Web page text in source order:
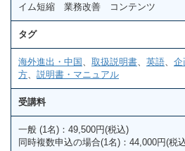
イム短縮 業務改善 コンテンツ
タグ
海外進出・中国 取扱説明書 英語 企
方
説明書・マニュアル
受講料
一般 (1名)：49,500円(税込)
同時複数申込の場合(1名)：44,000円(税